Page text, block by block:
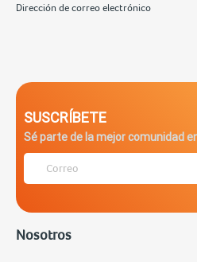
Dirección de correo electrónico
SUSCRÍBETE
Sé parte de la mejor comunidad
Nosotros